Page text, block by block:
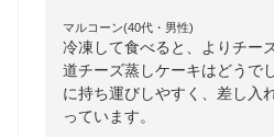
マルコーン(40代・男性)
冷凍して食べると、よりチー
道チーズ蒸しケーキはどうで
に持ち運びしやすく、差し入
っています。